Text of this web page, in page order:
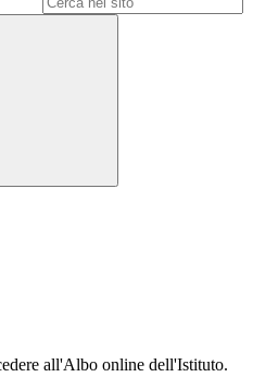
all'Albo online dell'Istituto.